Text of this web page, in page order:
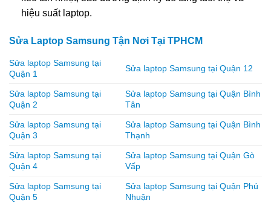
hiệu suất laptop.
Sửa Laptop Samsung Tận Nơi Tại TPHCM
Sửa laptop Samsung tại
Quận 1
Sửa laptop Samsung tại Quận 12
Sửa laptop Samsung tại
Quận 2
Sửa laptop Samsung tại Quận Bình
Tân
Sửa laptop Samsung tại
Quận 3
Sửa laptop Samsung tại Quận Bình
Thạnh
Sửa laptop Samsung tại
Quận 4
Sửa laptop Samsung tại Quận Gò
Vấp
Sửa laptop Samsung tại
Quận 5
Sửa laptop Samsung tại Quận Phú
Nhuận